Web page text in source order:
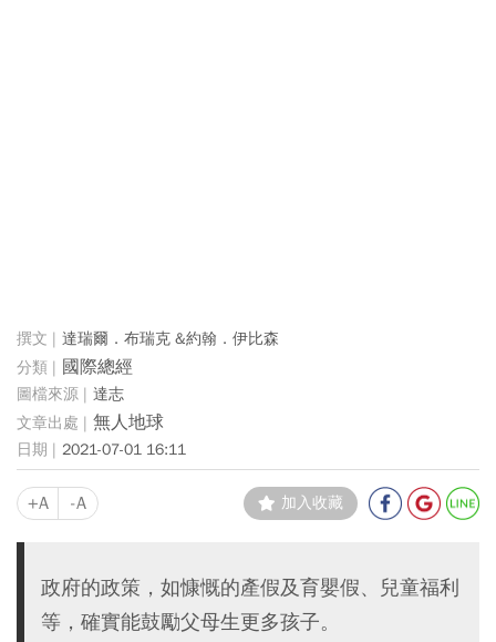
達瑞爾．布瑞克 &約翰．伊比森
國際總經
達志
無人地球
2021-07-01 16:11
+A -A 加入收藏
政府的政策，如慷慨的產假及育嬰假、兒童福利
等，確實能鼓勵父母生更多孩子。